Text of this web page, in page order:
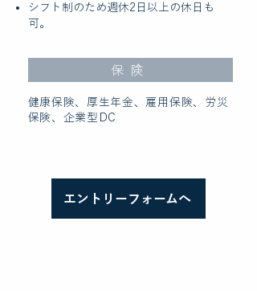
シフト制のため週休2日以上の休日も
可。
保険
健康保険、厚生年金、雇用保険、労災
保険、企業型DC
エントリーフォームへ